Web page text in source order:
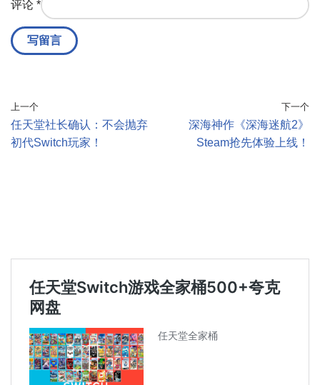
评论 *
上一个
任天堂社长确认：不会抛弃
初代Switch玩家！
下一个
深海神作《深海迷航2》
Steam抢先体验上线！